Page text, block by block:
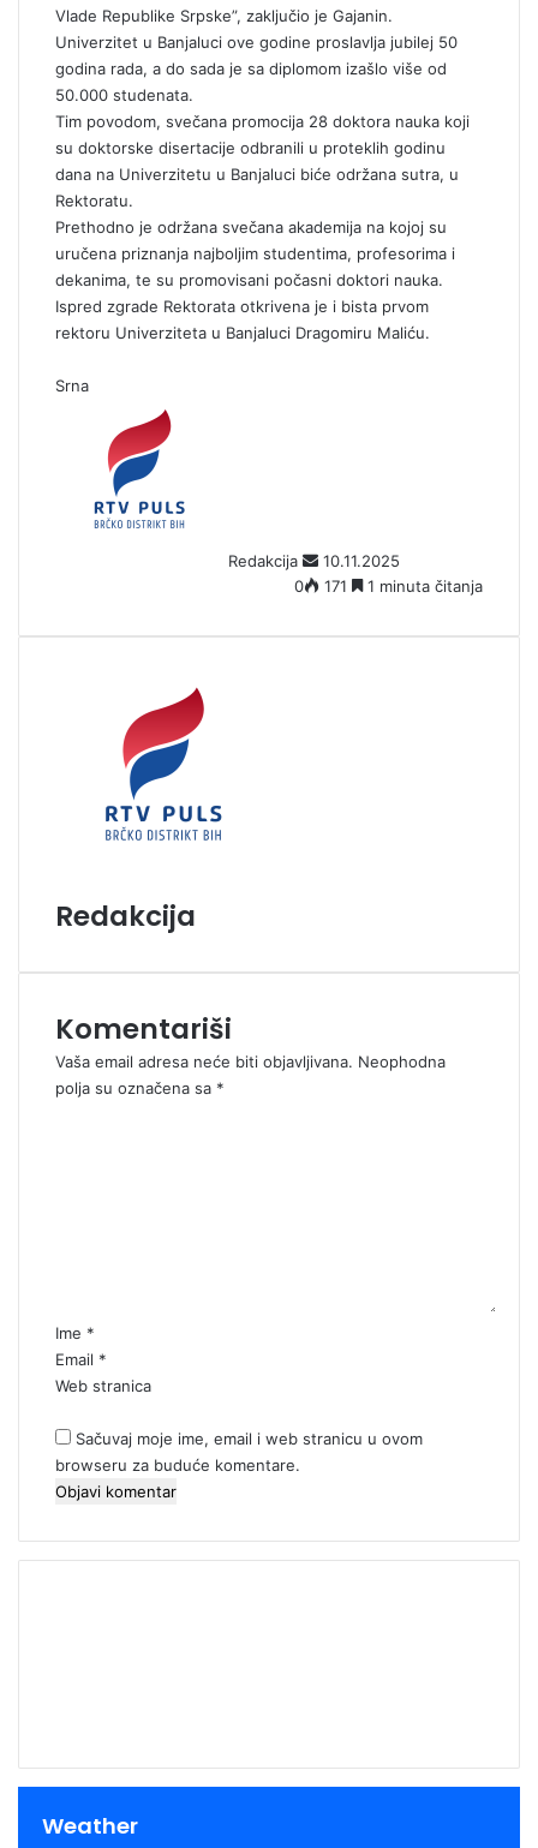
Vlade Republike Srpske”, zaključio je Gajanin.
Univerzitet u Banjaluci ove godine proslavlja jubilej 50
godina rada, a do sada je sa diplomom izašlo više od
50.000 studenata.
Tim povodom, svečana promocija 28 doktora nauka koji
su doktorske disertacije odbranili u proteklih godinu
dana na Univerzitetu u Banjaluci biće održana sutra, u
Rektoratu.
Prethodno je održana svečana akademija na kojoj su
uručena priznanja najboljim studentima, profesorima i
dekanima, te su promovisani počasni doktori nauka.
Ispred zgrade Rektorata otkrivena je i bista prvom
rektoru Univerziteta u Banjaluci Dragomiru Maliću.
Srna
Redakcija
e
m
i
10.11.2025
0
171 1 minuta čitanja
Redakcija
Komentariši
Vaša email adresa neće biti objavljivana. Neophodna
polja su označena sa *
*Ime *
Email *
Web stranica
Sačuvaj moje ime, email i web stranicu u ovom
browseru za buduće komentare.
Weather